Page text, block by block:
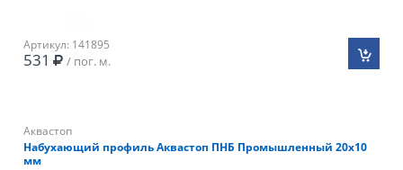
Артикул: 141895
531 / пог. м.
Аквастоп
Набухающий профиль Аквастоп ПНБ Промышленный 20х10
мм